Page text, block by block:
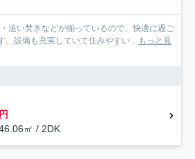
追い焚きなどが揃っているので、快適に過ご
。設備も充実していて住みやすい... もっと見
㎡ / 2DK